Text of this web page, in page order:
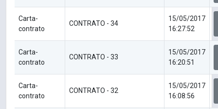
Carta-
contrato
CONTRATO - 34
15/05/2017
16:27:52
Carta-
contrato
CONTRATO - 33
15/05/2017
16:20:51
Carta-
contrato
CONTRATO - 32
15/05/2017
16:08:56